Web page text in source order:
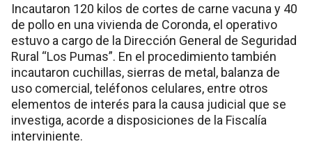
Incautaron 120 kilos de cortes de carne vacuna y 40
de pollo en una vivienda de Coronda, el operativo
estuvo a cargo de la Dirección General de Seguridad
Rural “Los Pumas”. En el procedimiento también
incautaron cuchillas, sierras de metal, balanza de
uso comercial, teléfonos celulares, entre otros
elementos de interés para la causa judicial que se
investiga, acorde a disposiciones de la Fiscalía
interviniente.